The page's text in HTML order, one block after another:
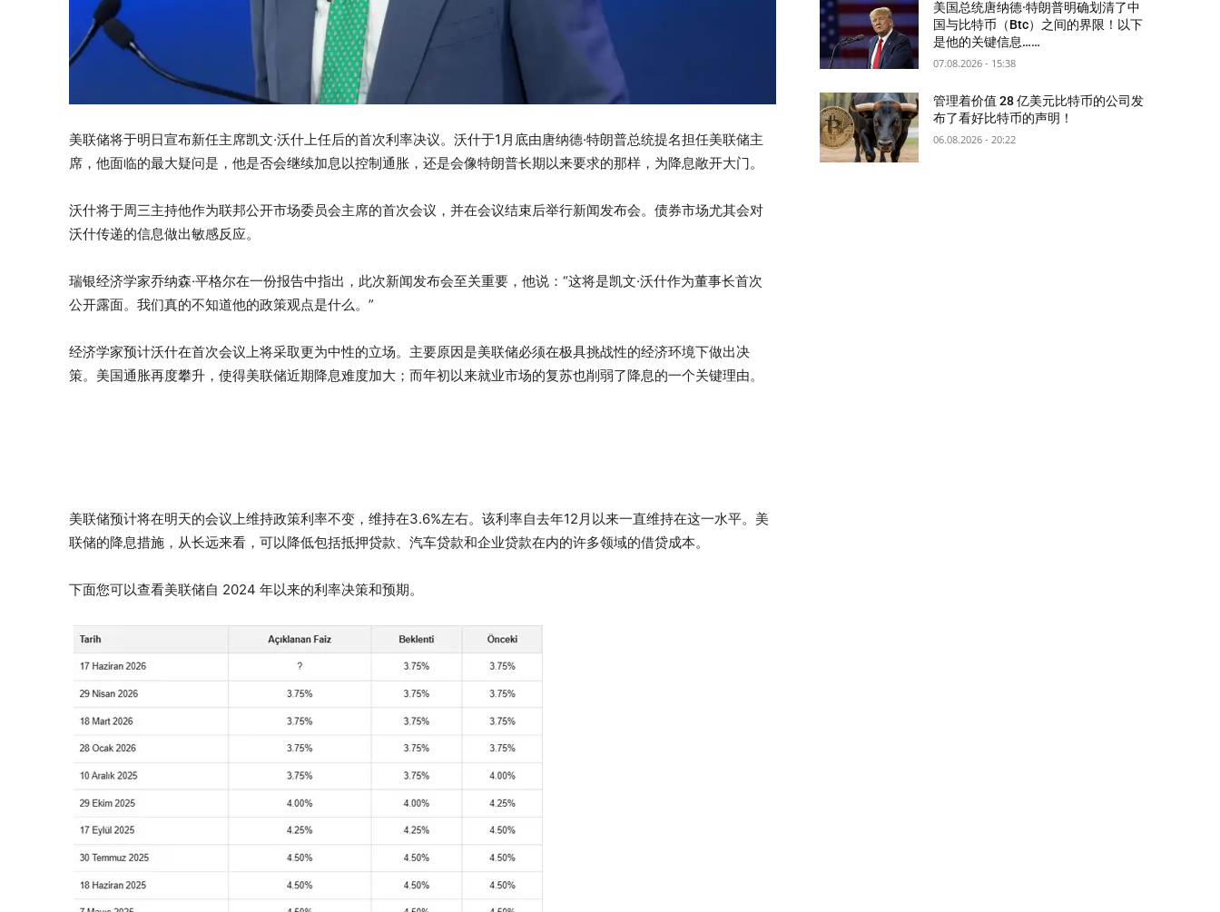
美联储将于明日宣布新任主席凯文·沃什上任后的首次利率决议。沃什于1月底由唐纳德·特朗普总统提名担任美联储主
席，他面临的最大疑问是，他是否会继续加息以控制通胀，还是会像特朗普长期以来要求的那样，为降息敞开大门。
沃什将于周三主持他作为联邦公开市场委员会主席的首次会议，并在会议结束后举行新闻发布会。债券市场尤其会对
沃什传递的信息做出敏感反应。
瑞银经济学家乔纳森·平格尔在一份报告中指出，此次新闻发布会至关重要，他说：“这将是凯文·沃什作为董事长首次
公开露面。我们真的不知道他的政策观点是什么。”
经济学家预计沃什在首次会议上将采取更为中性的立场。主要原因是美联储必须在极具挑战性的经济环境下做出决
策。美国通胀再度攀升，使得美联储近期降息难度加大；而年初以来就业市场的复苏也削弱了降息的一个关键理由。
美联储预计将在明天的会议上维持政策利率不变，维持在3.6%左右。该利率自去年12月以来一直维持在这一水平。美
联储的降息措施，从长远来看，可以降低包括抵押贷款、汽车贷款和企业贷款在内的许多领域的借贷成本。
下面您可以查看美联储自 2024 年以来的利率决策和预期。
美国总统唐纳德·特朗普明确划清了中
国与比特币（Btc）之间的界限！以下
是他的关键信息……
07.08.2026 - 15:38
管理着价值 28 亿美元比特币的公司发
布了看好比特币的声明！
06.08.2026 - 20:22